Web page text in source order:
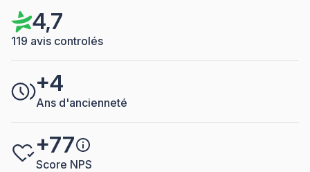
4,7
119 avis controlés
+4
Ans d'ancienneté
+77
Score NPS